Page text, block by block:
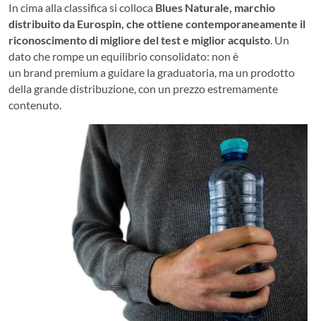
In cima alla classifica si colloca Blues Naturale, marchio
distribuito da Eurospin, che ottiene contemporaneamente il
riconoscimento di migliore del test e miglior acquisto. Un
dato che rompe un equilibrio consolidato: non è
un brand premium a guidare la graduatoria, ma un prodotto
della grande distribuzione, con un prezzo estremamente
contenuto.